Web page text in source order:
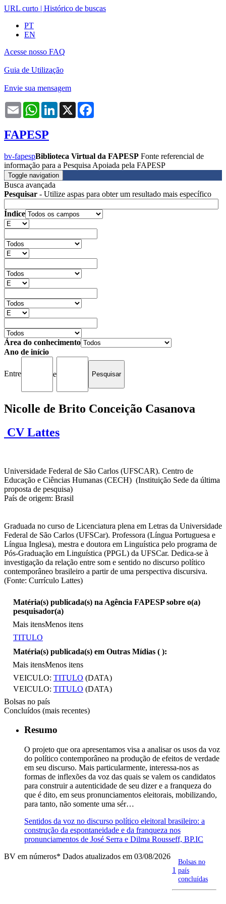
URL curto | Histórico de buscas
PT
EN
Acesse nosso FAQ
Guia de Utilização
Envie sua mensagem
Email WhatsAppLinkedIn
X
FAPESP
bv-fapespBiblioteca Virtual da FAPESP Fonte referencial de
informação para a Pesquisa Apoiada pela FAPESP
Toggle navigation
Busca avançada
Pesquisar - Utilize aspas para obter um resultado mais específico
Índice
Área do conhecimento
Ano de início
Entre e
Nicolle de Brito Conceição Casanova
CV Lattes
Universidade Federal de São Carlos (UFSCAR). Centro de
Educação e Ciências Humanas (CECH) (Instituição Sede da última
proposta de pesquisa)
País de origem: Brasil
Graduada no curso de Licenciatura plena em Letras da Universidade
Federal de São Carlos (UFSCar). Professora (Língua Portuguesa e
Língua Inglesa), mestra e doutora em Linguística pelo programa de
Pós-Graduação em Linguística (PPGL) da UFSCar. Dedica-se à
investigação da relação entre som e sentido no discurso político
contemporâneo brasileiro a partir de uma perspectiva discursiva.
(Fonte: Currículo Lattes)
Matéria(s) publicada(s) na Agência FAPESP sobre o(a)
pesquisador(a)
Mais itensMenos itens
TITULO
Matéria(s) publicada(s) em Outras Mídias ( ):
Mais itensMenos itens
VEICULO: TITULO (DATA)
VEICULO: TITULO (DATA)
Bolsas no país
Concluídos (mais recentes)
Resumo
O projeto que ora apresentamos visa a analisar os usos da voz
do político contemporâneo na produção de efeitos de verdade
em seu discurso. Mais particularmente, interessa-nos as
formas de inflexões da voz das quais se valem os candidatos
para construir a autenticidade de seu dizer e a franqueza do
que é dito, em seus pronunciamentos eleitorais, mobilizando,
para tanto, não somente uma sér…
Sentidos da voz no discurso político eleitoral brasileiro: a
construção da espontaneidade e da franqueza nos
pronunciamentos de José Serra e Dilma Rousseff, BP.IC
BV em números* Dados atualizados em 03/08/2026
1
Bolsas no
país
concluídas